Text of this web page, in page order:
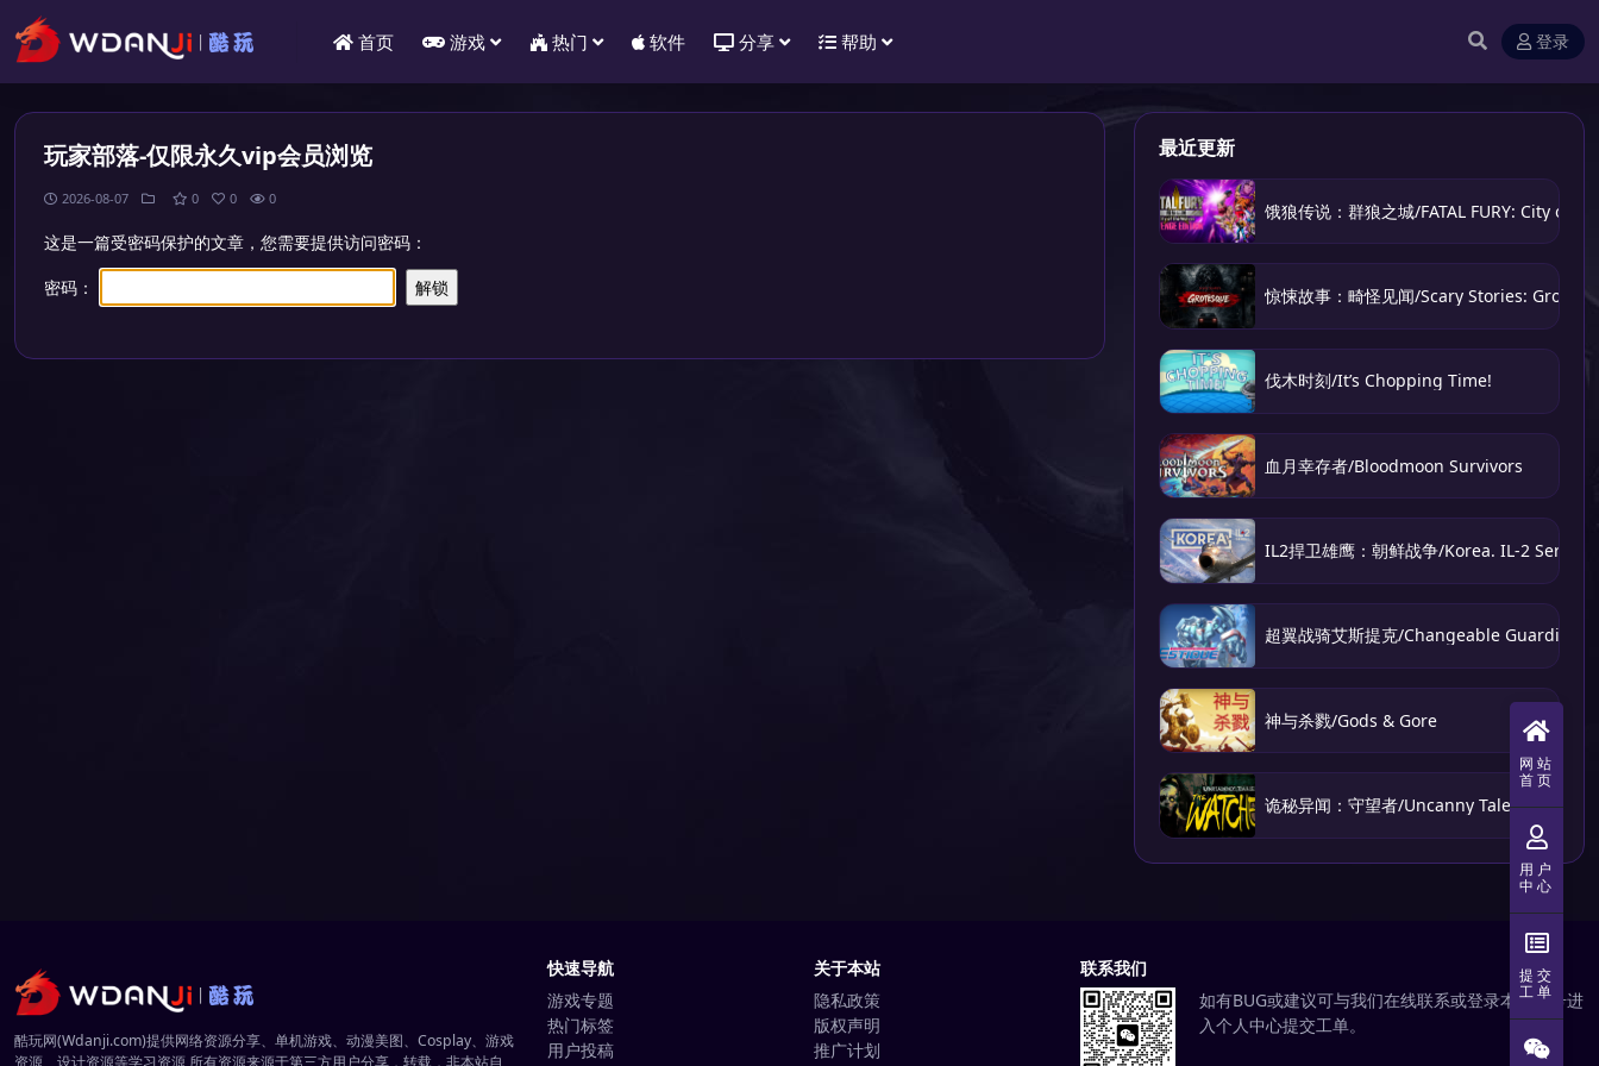
首页 游戏 热门 软件 分享 帮助 登录
玩家部落-仅限永久vip会员浏览
2026-08-07 0 0 0
这是一篇受密码保护的文章，您需要提供访问密码：
密码：
最近更新
饿狼传说：群狼之城/FATAL FURY: City of
惊悚故事：畸怪见闻/Scary Stories:
伐木时刻/It’s Chopping Time!
血月幸存者/Bloodmoon Survivors
IL2捍卫雄鹰：朝鲜战争/Korea. IL-2 Series
超翼战骑艾斯提克/Changeable Guardian
神与杀戮/Gods & Gore
诡秘异闻：守望者/Uncanny Tales: The
酷玩网(Wdanji.com)提供网络资源分享、单机游戏、动漫美图、Cosplay、游戏
资源、设计资源等学习资源,所有资源来源于第三方用户分享，转载，非本站自
快速导航
游戏专题
热门标签
用户投稿
关于本站
隐私政策
版权声明
推广计划
联系我们
如有BUG或建议可与我们在线联系或登录本站账号进
入个人中心提交工单。
网站
首页
用户
中心
提交
工单